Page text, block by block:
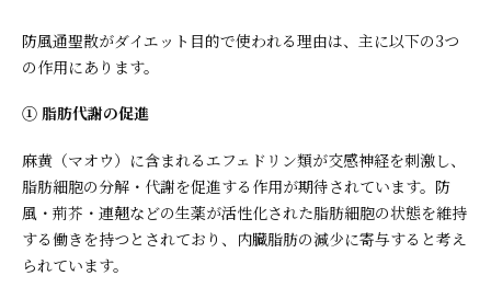
防風通聖散がダイエット目的で使われる理由は、主に以下の3つ
の作用にあります。
① 脂肪代謝の促進
麻黄（マオウ）に含まれるエフェドリン類が交感神経を刺激し、
脂肪細胞の分解・代謝を促進する作用が期待されています。防
風・荊芥・連翹などの生薬が活性化された脂肪細胞の状態を維持
する働きを持つとされており、内臓脂肪の減少に寄与すると考え
られています。